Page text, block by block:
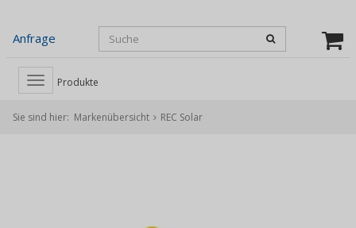
Anfrage
Toggle
navigation
Produkte
Sie sind hier: Markenübersicht REC Solar